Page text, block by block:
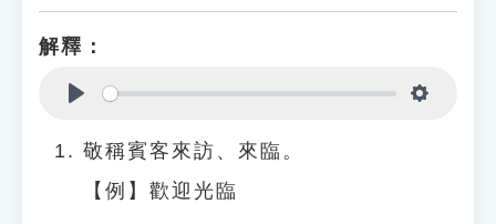
解釋：
敬稱賓客來訪、來臨。
【例】歡迎光臨